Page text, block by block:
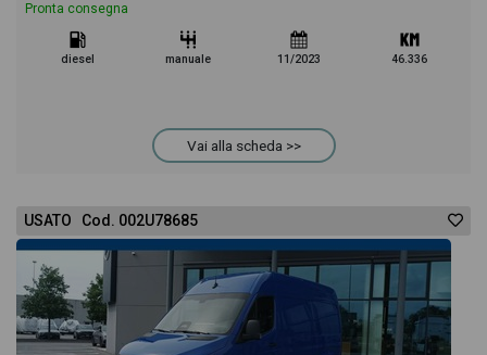
Pronta consegna
diesel manuale 11/2023 46.336
Vai alla scheda >>
USATO Cod. 002U78685